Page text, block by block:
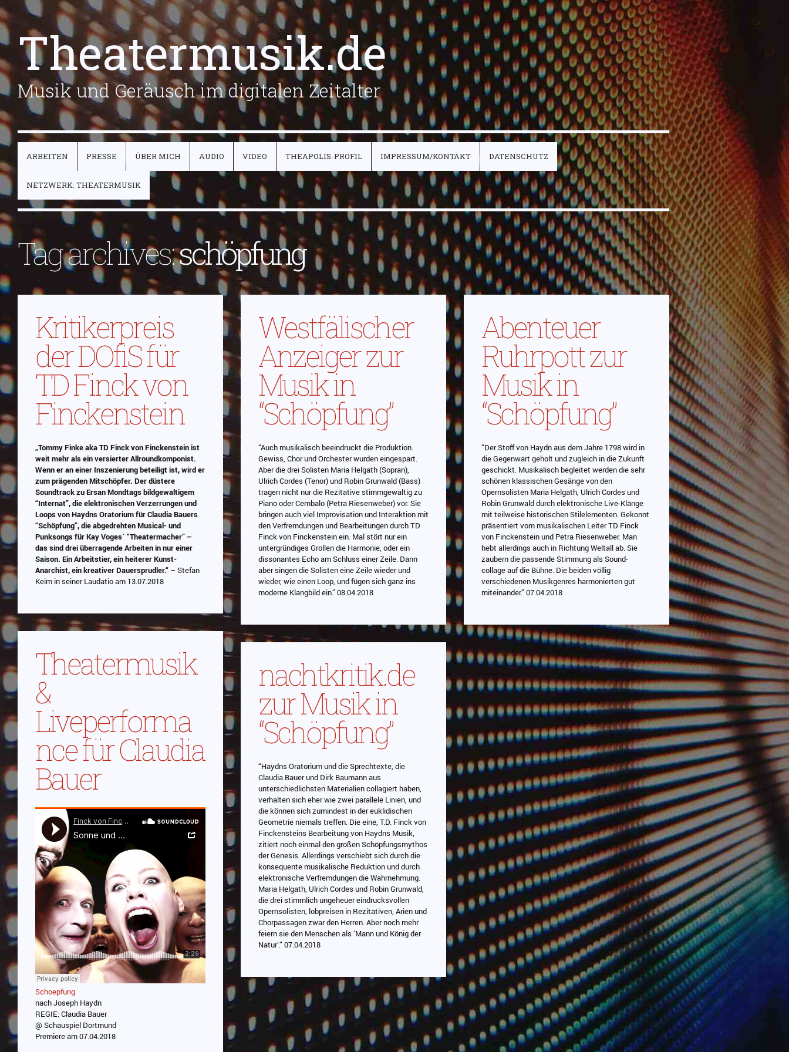
Theatermusik.de
Musik und Geräusch im digitalen Zeitalter
ARBEITEN PRESSE ÜBER MICH AUDIO VIDEO THEAPOLIS-PROFIL IMPRESSUM/KONTAKT DATENSCHUTZ
NETZWERK: THEATERMUSIK
Tag archives:schöpfung
Kritikerpreis
der DOfiS für
TD Finck von
Finckenstein
„Tommy Finke aka TD Finck von Finckenstein ist
weit mehr als ein versierter Allroundkomponist.
Wenn er an einer Inszenierung beteiligt ist, wird er
zum prägenden Mitschöpfer. Der düstere
Soundtrack zu Ersan Mondtags bildgewaltigem
“Internat”, die elektronischen Verzerrungen und
Loops von Haydns Oratorium für Claudia Bauers
“Schöpfung”, die abgedrehten Musical- und
Punksongs für Kay Voges´ “Theatermacher” –
das sind drei überragende Arbeiten in nur einer
Saison. Ein Arbeitstier, ein heiterer Kunst-
Anarchist, ein kreativer Dauersprudler.“ – Stefan
Keim in seiner Laudatio am 13.07.2018
Westfälischer
Anzeiger zur
Musik in
“Schöpfung”
“Auch musikalisch beeindruckt die Produktion.
Gewiss, Chor und Orchester wurden eingespart.
Aber die drei Solisten Maria Helgath (Sopran),
Ulrich Cordes (Tenor) und Robin Grunwald (Bass)
tragen nicht nur die Rezitative stimmgewaltig zu
Piano oder Cembalo (Petra Riesenweber) vor. Sie
bringen auch viel Improvisation und Interaktion mit
den Verfremdungen und Bearbeitungen durch TD
Finck von Finckenstein ein. Mal stört nur ein
untergründiges Grollen die Harmonie, oder ein
dissonantes Echo am Schluss einer Zeile. Dann
aber singen die Solisten eine Zeile wieder und
wieder, wie einen Loop, und fügen sich ganz ins
moderne Klangbild ein.” 08.04.2018
Abenteuer
Ruhrpott zur
Musik in
“Schöpfung”
“Der Stoff von Haydn aus dem Jahre 1798 wird in
die Gegenwart geholt und zugleich in die Zukunft
geschickt. Musikalisch begleitet werden die sehr
schönen klassischen Gesänge von den
Opernsolisten Maria Helgath, Ulrich Cordes und
Robin Grunwald durch elektronische Live-Klänge
mit teilweise historischen Stilelementen. Gekonnt
präsentiert vom musikalischen Leiter TD Finck
von Finckenstein und Petra Riesenweber. Man
hebt allerdings auch in Richtung Weltall ab. Sie
zaubern die passende Stimmung als Sound-
collage auf die Bühne. Die beiden völlig
verschiedenen Musikgenres harmonierten gut
miteinander.” 07.04.2018
Theatermusik
&
Liveperforma
nce für Claudia
Bauer
Schoepfung
nach Joseph Haydn
REGIE: Claudia Bauer
@ Schauspiel Dortmund
Premiere am 07.04.2018
nachtkritik.de
zur Musik in
“Schöpfung”
“Haydns Oratorium und die Sprechtexte, die
Claudia Bauer und Dirk Baumann aus
unterschiedlichsten Materialien collagiert haben,
verhalten sich eher wie zwei parallele Linien, und
die können sich zumindest in der euklidischen
Geometrie niemals treffen. Die eine, T.D. Finck von
Finckensteins Bearbeitung von Haydns Musik,
zitiert noch einmal den großen Schöpfungsmythos
der Genesis. Allerdings verschiebt sich durch die
konsequente musikalische Reduktion und durch
elektronische Verfremdungen die Wahrnehmung.
Maria Helgath, Ulrich Cordes und Robin Grunwald,
die drei stimmlich ungeheuer eindrucksvollen
Opernsolisten, lobpreisen in Rezitativen, Arien und
Chorpassagen zwar den Herren. Aber noch mehr
feiern sie den Menschen als ‘Mann und König der
Natur’.” 07.04.2018